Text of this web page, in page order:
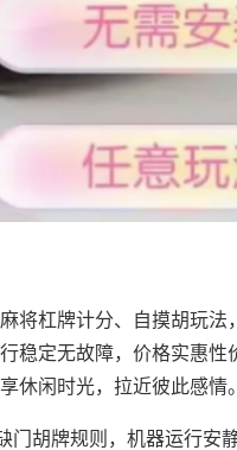
将杠牌计分、自摸胡玩法
稳定无故障，价格实惠性
休闲时光，拉近彼此感情。
胡牌规则，机器运行安